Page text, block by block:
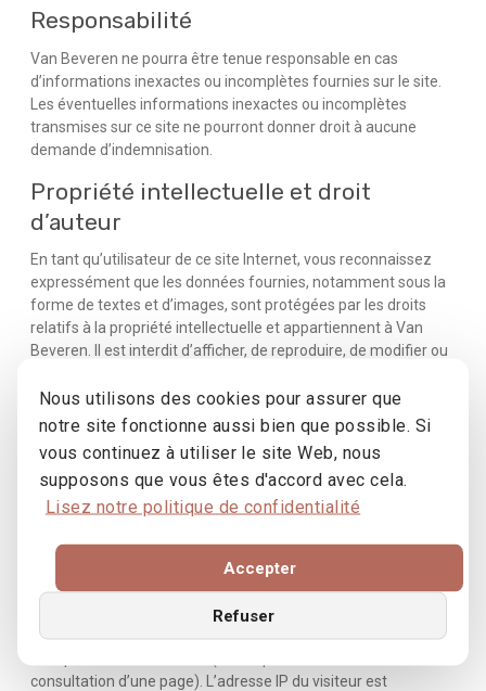
Responsabilité
Van Beveren ne pourra être tenue responsable en cas
d’informations inexactes ou incomplètes fournies sur le site.
Les éventuelles informations inexactes ou incomplètes
transmises sur ce site ne pourront donner droit à aucune
demande d’indemnisation.
Propriété intellectuelle et droit
d’auteur
En tant qu’utilisateur de ce site Internet, vous reconnaissez
expressément que les données fournies, notamment sous la
forme de textes et d’images, sont protégées par les droits
relatifs à la propriété intellectuelle et appartiennent à Van
Beveren. Il est interdit d’afficher, de reproduire, de modifier ou
Internet de Van Beveren à des fins commerciales sans une
autorisation écrite préalable de Van Beveren. Il est également
format électronique, à l’exception des données stockées
automatiquement dans le cache de votre navigateur.
Lorsque vous visitez un site Internet, vos actions sont, dans la
plupart des cas, sauvegardées dans des fichiers journaux sur
le serveur web. Van Beveren utilise uniquement des fichiers
journaux standard, ce qui signifie que seules des informations
consultation d’une page). L’adresse IP du visiteur est
Nous utilisons des cookies pour assurer que
notre site fonctionne aussi bien que possible. Si
vous continuez à utiliser le site Web, nous
supposons que vous êtes d'accord avec cela.
Lisez notre politique de confidentialité
Accepter
Refuser